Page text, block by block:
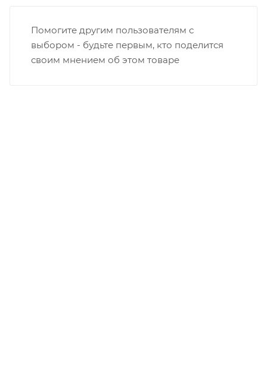
Помогите другим пользователям с
выбором - будьте первым, кто поделится
своим мнением об этом товаре